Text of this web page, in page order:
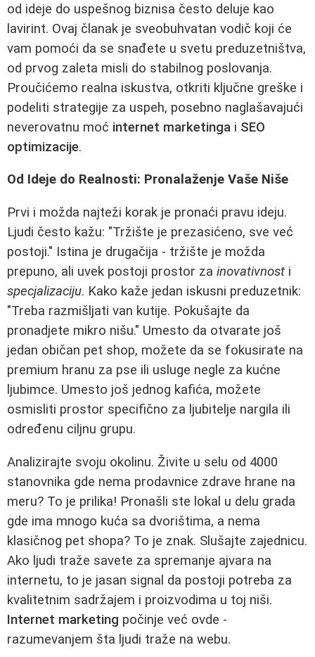
od ideje do uspešnog biznisa često deluje kao
lavirint. Ovaj članak je sveobuhvatan vodič koji će
vam pomoći da se snađete u svetu preduzetništva,
od prvog zaleta misli do stabilnog poslovanja.
Proučićemo realna iskustva, otkriti ključne greške i
podeliti strategije za uspeh, posebno naglašavajući
neverovatnu moć internet marketinga i SEO
optimizacije.
Od Ideje do Realnosti: Pronalaženje Vaše Niše
Prvi i možda najteži korak je pronaći pravu ideju.
Ljudi često kažu: "Tržište je prezasićeno, sve već
postoji." Istina je drugačija - tržište je možda
prepuno, ali uvek postoji prostor za inovativnost i
specjalizaciju. Kako kaže jedan iskusni preduzetnik:
"Treba razmišljati van kutije. Pokušajte da
pronadjete mikro nišu." Umesto da otvarate još
jedan običan pet shop, možete da se fokusirate na
premium hranu za pse ili usluge negle za kućne
ljubimce. Umesto još jednog kafića, možete
osmisliti prostor specifično za ljubitelje nargila ili
određenu ciljnu grupu.
Analizirajte svoju okolinu. Živite u selu od 4000
stanovnika gde nema prodavnice zdrave hrane na
meru? To je prilika! Pronašli ste lokal u delu grada
gde ima mnogo kuća sa dvorištima, a nema
klasičnog pet shopa? To je znak. Slušajte zajednicu.
Ako ljudi traže savete za spremanje ajvara na
internetu, to je jasan signal da postoji potreba za
kvalitetnim sadržajem i proizvodima u toj niši.
Internet marketing počinje već ovde -
razumevanjem šta ljudi traže na webu.